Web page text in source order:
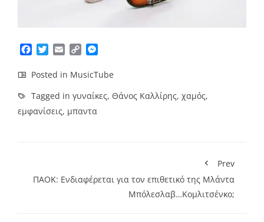
Facebook
TwitterEmailCopy
Posted in MusicTube
Tagged in γυναίκες, Θάνος Καλλίρης, χαμός,
εμφανίσεις, μπαντα
Prev
ΠΑΟΚ: Ενδιαφέρεται για τον επιθετικό της Μλάντα
Μπόλεσλαβ…Κομλιτσένκο;